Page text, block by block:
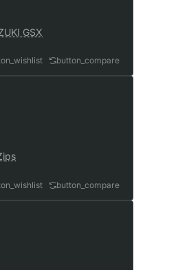
GSX
button_compare
button_compare